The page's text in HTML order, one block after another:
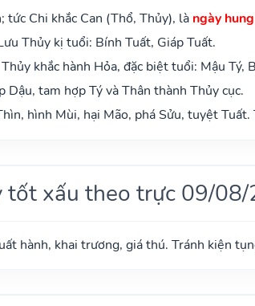
tức Chi khắc Can (Thổ, Thủy), là ngày hung
Thủy kị tuổi: Bính Tuất, Giáp Tuất.
khắc hành Hỏa, đặc biệt tuổi: Mậu
Dậu, tam hợp Tý và Thân thành Thủy cục.
hình Mùi, hại Mão, phá Sửu, tuyệt
tốt xấu theo trực 09/
hành, khai trương, giá thú. Tránh kiện